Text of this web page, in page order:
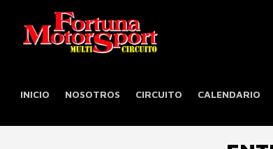
INICIO NOSOTROS CIRCUITO CALENDARIO